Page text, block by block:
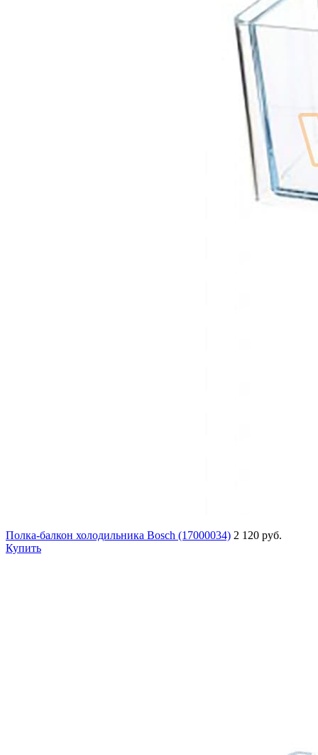
Полка-балкон холодильника Bosch (17000034) 2 120 руб.
Купить